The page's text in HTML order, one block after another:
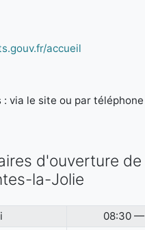
accueil
via le site ou par téléphone
d'ouverture de
la-Jolie
08:30 —